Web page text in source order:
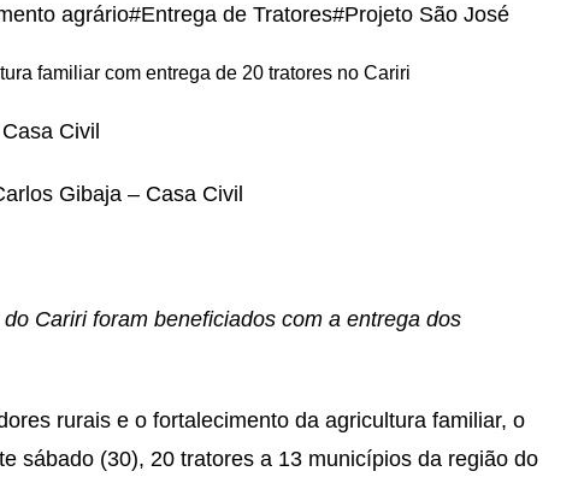
agrário#Entrega de Tratores#Projeto São José
Civil
Gibaja – Casa Civil
Cariri foram beneficiados com a entrega dos
rurais e o fortalecimento da agricultura familiar, o
sábado (30), 20 tratores a 13 municípios da região do